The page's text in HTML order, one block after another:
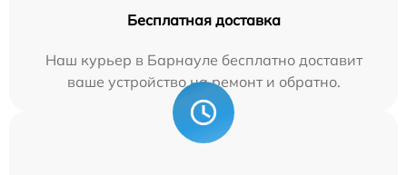
Бесплатная доставка
Наш курьер в Барнауле бесплатно доставит
ваше устройство на ремонт и обратно.